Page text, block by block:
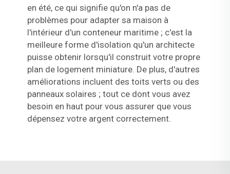
en été, ce qui signifie qu'on n'a pas de
problèmes pour adapter sa maison à
l'intérieur d'un conteneur maritime ; c'est la
meilleure forme d'isolation qu'un architecte
puisse obtenir lorsqu'il construit votre propre
plan de logement miniature. De plus, d'autres
améliorations incluent des toits verts ou des
panneaux solaires ; tout ce dont vous avez
besoin en haut pour vous assurer que vous
dépensez votre argent correctement.